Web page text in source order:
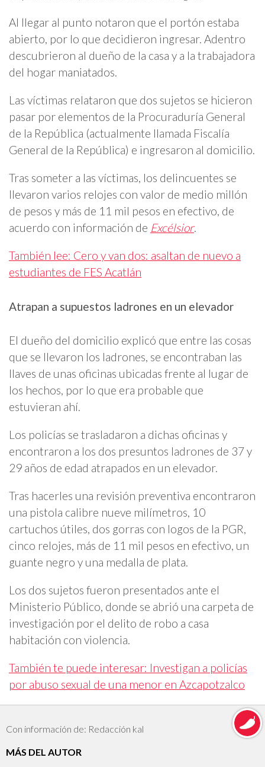
Al llegar al punto notaron que el portón estaba
abierto, por lo que decidieron ingresar. Adentro
descubrieron al dueño de la casa y a la trabajadora
del hogar maniatados.
Las víctimas relataron que dos sujetos se hicieron
pasar por elementos de la Procuraduría General
de la República (actualmente llamada Fiscalía
General de la República) e ingresaron al domicilio.
Tras someter a las víctimas, los delincuentes se
llevaron varios relojes con valor de medio millón
de pesos y más de 11 mil pesos en efectivo, de
acuerdo con información de Excélsior.
También lee: Cero y van dos: asaltan de nuevo a
estudiantes de FES Acatlán
Atrapan a supuestos ladrones en un elevador
El dueño del domicilio explicó que entre las cosas
que se llevaron los ladrones, se encontraban las
llaves de unas oficinas ubicadas frente al lugar de
los hechos, por lo que era probable que
estuvieran ahí.
Los policías se trasladaron a dichas oficinas y
encontraron a los dos presuntos ladrones de 37 y
29 años de edad atrapados en un elevador.
Tras hacerles una revisión preventiva encontraron
una pistola calibre nueve milímetros, 10
cartuchos útiles, dos gorras con logos de la PGR,
cinco relojes, más de 11 mil pesos en efectivo, un
guante negro y una medalla de plata.
Los dos sujetos fueron presentados ante el
Ministerio Público, donde se abrió una carpeta de
investigación por el delito de robo a casa
habitación con violencia.
También te puede interesar: Investigan a policías
por abuso sexual de una menor en Azcapotzalco
Con información de: Redacción kal
MÁS DEL AUTOR